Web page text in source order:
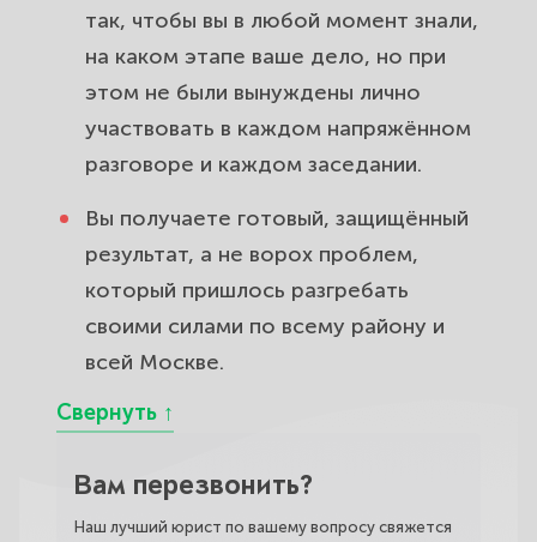
так, чтобы вы в любой момент знали,
на каком этапе ваше дело, но при
этом не были вынуждены лично
участвовать в каждом напряжённом
разговоре и каждом заседании.
Вы получаете готовый, защищённый
результат, а не ворох проблем,
который пришлось разгребать
своими силами по всему району и
всей Москве.
Вам перезвонить?
Наш лучший юрист по вашему вопросу свяжется